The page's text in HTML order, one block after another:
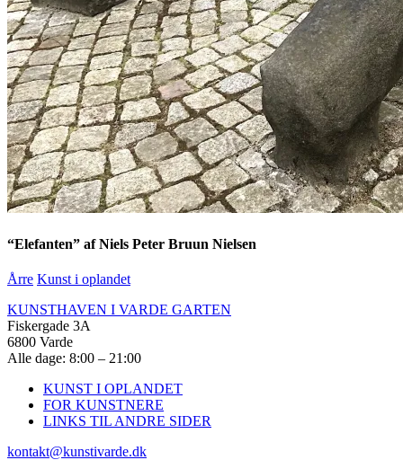
“Elefanten” af Niels Peter Bruun Nielsen
Årre Kunst i oplandet
KUNSTHAVEN I VARDE GARTEN
Fiskergade 3A
6800 Varde
Alle dage: 8:00 – 21:00
KUNST I OPLANDET
FOR KUNSTNERE
LINKS TIL ANDRE SIDER
kontakt@kunstivarde.dk